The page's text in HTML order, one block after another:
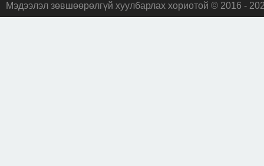
Мэдээлэл зөвшөөрөлгүй хуулбарлах хориотой © 2016 -